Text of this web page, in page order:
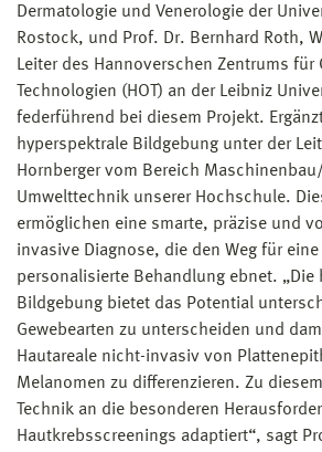
Dermatologie und Venerologie der
Rostock, und Prof. Dr. Bernhard Roth,
Leiter des Hannoverschen Zentrums für
Technologien (HOT) an der Leibniz
federführend bei diesem Projekt.
hyperspektrale Bildgebung unter der
Hornberger vom Bereich
Umwelttechnik unserer Hochschule.
ermöglichen eine smarte, präzise und
invasive Diagnose, die den Weg für
personalisierte Behandlung ebnet. „Die
Bildgebung bietet das Potential
Gewebearten zu unterscheiden und
Hautareale nicht-invasiv von
Melanomen zu differenzieren. Zu
Technik an die besonderen
Hautkrebsscreenings adaptiert“, sagt